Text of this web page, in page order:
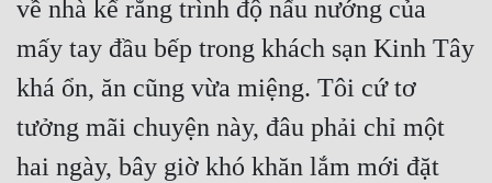
về nhà kể rằng trình độ nấu nướng của
mấy tay đầu bếp trong khách sạn Kinh Tây
khá ổn, ăn cũng vừa miệng. Tôi cứ tơ
tưởng mãi chuyện này, đâu phải chỉ một
hai ngày, bây giờ khó khăn lắm mới đặt